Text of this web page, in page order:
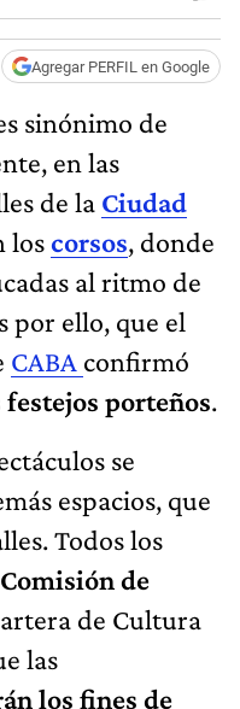
Agregar PERFIL en Google
sinónimo de
en las
de la Ciudad
loscorsos, donde
al ritmo de
por ello, que el
CABA confirmó
porteños.
se
espacios, que
Todos los
Comisión de
de Cultura
las
los fines de